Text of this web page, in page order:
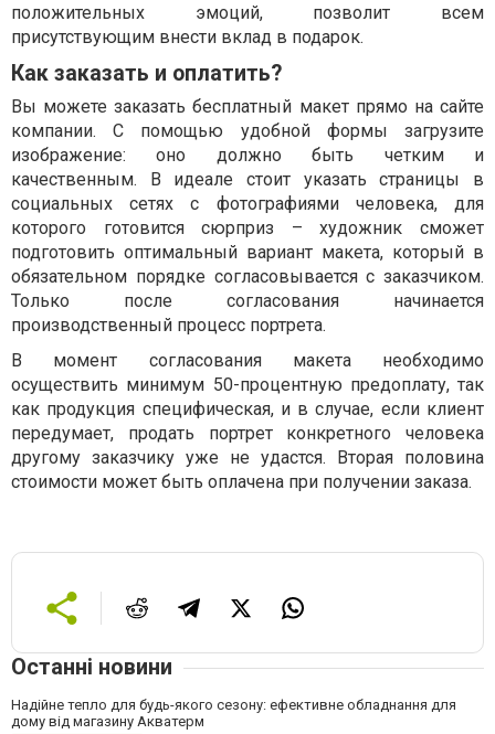
положительных эмоций, позволит всем
присутствующим внести вклад в подарок.
Как заказать и оплатить?
Вы можете заказать бесплатный макет прямо на сайте
компании. С помощью удобной формы загрузите
изображение: оно должно быть четким и
качественным. В идеале стоит указать страницы в
социальных сетях с фотографиями человека, для
которого готовится сюрприз – художник сможет
подготовить оптимальный вариант макета, который в
обязательном порядке согласовывается с заказчиком.
Только после согласования начинается
производственный процесс портрета.
В момент согласования макета необходимо
осуществить минимум 50-процентную предоплату, так
как продукция специфическая, и в случае, если клиент
передумает, продать портрет конкретного человека
другому заказчику уже не удастся. Вторая половина
стоимости может быть оплачена при получении заказа.
Останні новини
Надійне тепло для будь-якого сезону: ефективне обладнання для
дому від магазину Акватерм